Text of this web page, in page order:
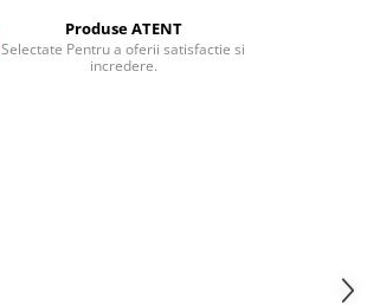
Produse ATENT
Selectate Pentru a oferii satisfactie si
incredere.